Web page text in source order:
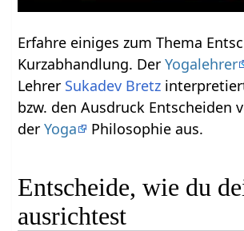
Erfahre einiges zum Thema Entscheiden‏‎
Kurzabhandlung. DerYogalehrer
Lehrer Sukadev Bretz
bzw. den Ausdruck Entscheiden‏‎ vom Standpunkt
derYoga Philosophie aus.
Entscheide, wie du
ausrichtest